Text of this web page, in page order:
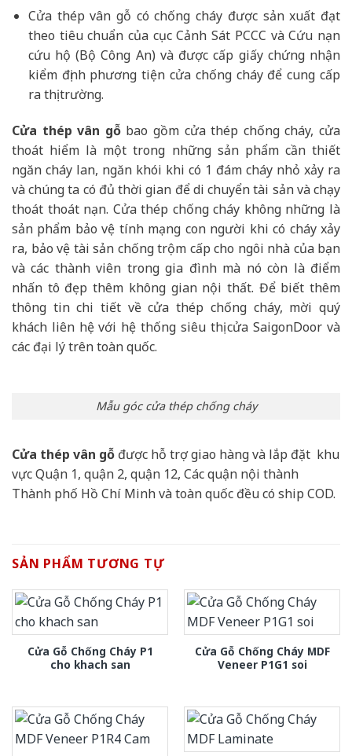
Cửa thép vân gỗ có chống cháy được sản xuất đạt
theo tiêu chuẩn của cục Cảnh Sát PCCC và Cứu nạn
cứu hộ (Bộ Công An) và được cấp giấy chứng nhận
kiểm định phương tiện cửa chống cháy để cung cấp
ra thị trường.
Cửa thép vân gỗbao gồm cửa thép chống cháy, cửa
thoát hiểm là một trong những sản phẩm cần thiết
ngăn cháy lan, ngăn khói khi có 1 đám cháy nhỏ xảy ra
và chúng ta có đủ thời gian để di chuyển tài sản và chạy
thoát thoát nạn. Cửa thép chống cháy không những là
sản phẩm bảo vệ tính mạng con người khi có cháy xảy
ra, bảo vệ tài sản chống trộm cấp cho ngôi nhà của bạn
và các thành viên trong gia đình mà nó còn là điểm
nhấn tô đẹp thêm không gian nội thất. Để biết thêm
thông tin chi tiết về cửa thép chống cháy, mời quý
khách liên hệ với hệ thống siêu thị cửa SaigonDoor và
các đại lý trên toàn quốc.
Mẫu góc cửa thép chống cháy
Cửa thép vân gỗ được hỗ trợ giao hàng và lắp đặt khu
vực Quận 1, quận 2, quận 12, Các quận nội thành
Thành phố Hồ Chí Minh và toàn quốc đều có ship COD.
SẢN PHẨM TƯƠNG TỰ
Cửa Gỗ Chống Cháy P1
cho khach san
Cửa Gỗ Chống Cháy MDF
Veneer P1G1 soi